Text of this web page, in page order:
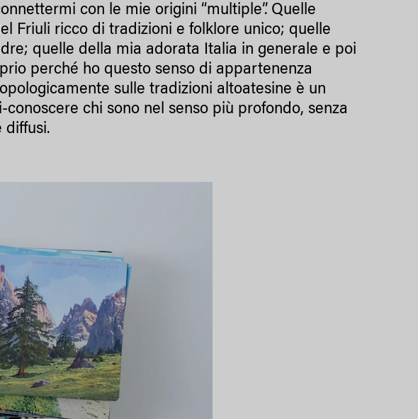
con le mie origini “multiple”. Quelle
Friuli ricco di tradizioni e folklore unico; quelle
quelle della mia adorata Italia in generale e poi
perché ho questo senso di appartenenza
sulle tradizioni altoatesine è un
chi sono nel senso più profondo, senza
diffusi.